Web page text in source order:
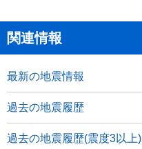
関連情報
最新の地震情報
過去の地震履歴
過去の地震履歴(震度3以上)